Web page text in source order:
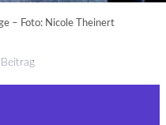
– Foto: Nicole Theinert